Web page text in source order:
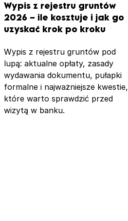
Wypis z rejestru gruntów
2026 – ile kosztuje i jak go
uzyskać krok po kroku
Wypis z rejestru gruntów pod
lupą: aktualne opłaty, zasady
wydawania dokumentu, pułapki
formalne i najważniejsze kwestie,
które warto sprawdzić przed
wizytą w banku.